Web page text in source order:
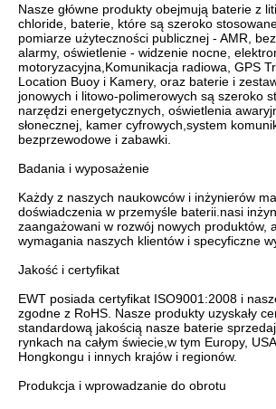
Nasze główne produkty obejmują baterie z
chloride, baterie, które są szeroko
pomiarze użyteczności publicznej - AMR,
alarmy, oświetlenie - widzenie nocne,
motoryzacyjna,Komunikacja radiowa, GPS
Location Buoy i Kamery, oraz baterie i
jonowych i litowo-polimerowych są szeroko
narzędzi energetycznych, oświetlenia
słonecznej, kamer cyfrowych,system
bezprzewodowe i zabawki.
Badania i wyposażenie
Każdy z naszych naukowców i inżynierów
doświadczenia w przemyśle baterii.nasi
zaangażowani w rozwój nowych produktów,
wymagania naszych klientów i specyficzne
Jakość i certyfikat
EWT posiada certyfikat ISO9001:2008 i
zgodne z RoHS. Nasze produkty uzyskały
standardową jakością nasze baterie
rynkach na całym świecie,w tym Europy,
Hongkongu i innych krajów i regionów.
Produkcja i wprowadzanie do obrotu